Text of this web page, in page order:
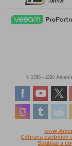
© 1998 - 2026
Ochrana osobních
Souhlas s